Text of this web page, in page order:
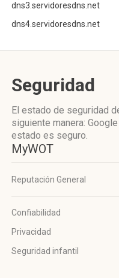
dns3.servidoresdns.net
dns4.servidoresdns.net
Seguridad
El estado de seguridad
siguiente manera:
estado es seguro.
MyWOT
Reputación General
Confiabilidad
Privacidad
Seguridad infantil